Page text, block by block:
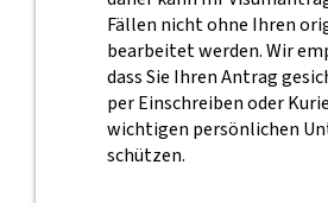
Fällen nicht ohne Ihren
bearbeitet werden. Wir
dass Sie Ihren Antrag
per Einschreiben oder
wichtigen persönlichen
schützen.